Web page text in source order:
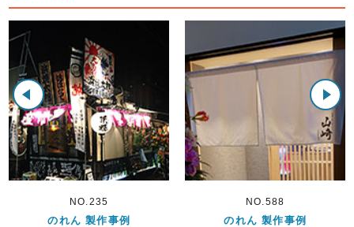
NO.235
のれん 製作事例
NO.588
のれん 製作事例